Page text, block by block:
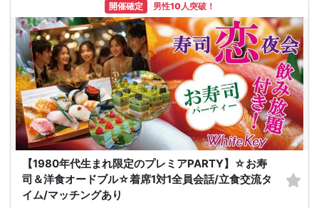
開催確定 男性10人突破！
【1980年代生まれ限定のプレミアPARTY】☆お寿
司＆洋食オードブル☆着席1対1全員会話/立食交流タ
イム/マッチングあり